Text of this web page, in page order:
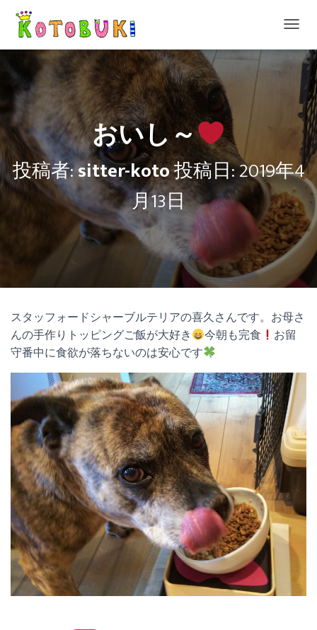
ビ
ゲ
ン
替
おいし～
投稿者:sitter-koto投稿日:2019年4
月13日
スタッフォードシャーブルテリアの喜久さんです。お母さ
んの手作りトッピングご飯が大好き
今朝も完食
お留
守番中に食欲が落ちないのは安心です